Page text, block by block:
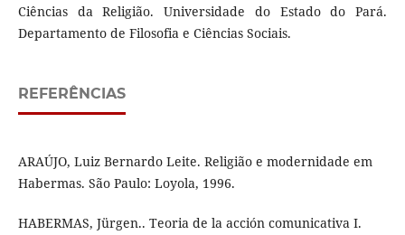
Ciências da Religião. Universidade do Estado do Pará.
Departamento de Filosofia e Ciências Sociais.
REFERÊNCIAS
ARAÚJO, Luiz Bernardo Leite. Religião e modernidade em
Habermas. São Paulo: Loyola, 1996.
HABERMAS, Jürgen.. Teoria de la acción comunicativa I.